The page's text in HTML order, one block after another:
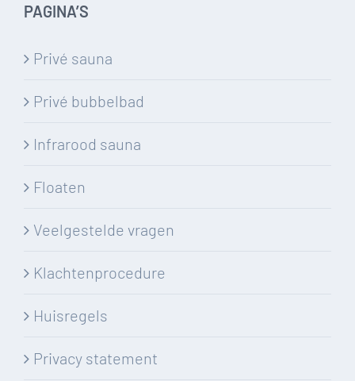
PAGINA’S
Privé sauna
Privé bubbelbad
Infrarood sauna
Floaten
Veelgestelde vragen
Klachtenprocedure
Huisregels
Privacy statement